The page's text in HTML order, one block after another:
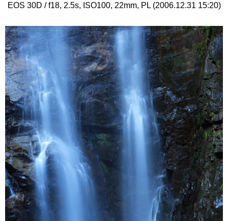
EOS 30D / f18, 2.5s, ISO100, 22mm, PL (2006.12.31 15:20)